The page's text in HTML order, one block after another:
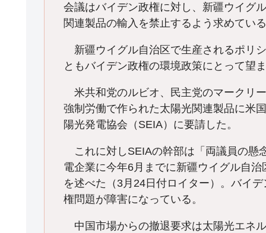
会議はバイデン政権に対し、新疆ウイグ
関連製品の輸入を禁止するよう求めてい
新疆ウイグル自治区で生産されるポリ
ともバイデン政権の環境政策にとって望
米共和党のルビオ、民主党のマークリ
強制労働で作られた太陽光関連製品に米
陽光発電協会（SEIA）に要請した。
これに対しSEIAの幹部は「両議員の懸
電企業に今年6月までに新疆ウイグル自
を述べた（3月24日付ロイター）。バイ
権問題が障害になっている。
中国市場からの撤退要求は太陽光エネ